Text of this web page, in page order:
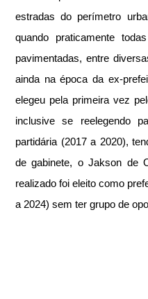
estradas do perímetro
quando praticamente
pavimentadas, entre
ainda na época da ex-
elegeu pela primeira vez
inclusive se reelegendo
partidária (2017 a 2020),
de gabinete, o Jakson de
realizado foi eleito como
a 2024) sem ter grupo de